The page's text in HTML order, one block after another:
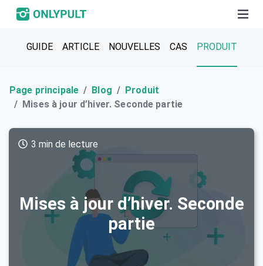
GUIDE ARTICLE NOUVELLES CAS PRODUIT
Page principale Blog
Produit
Mises à jour d’hiver. Seconde partie
Mises à jour d’hiver. Seconde
partie
3 min de lecture